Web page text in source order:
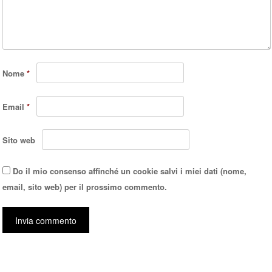
Nome*
Email*
Sito web
Do il mio consenso affinché un cookie salvi i miei dati (nome,
email, sito web) per il prossimo commento.